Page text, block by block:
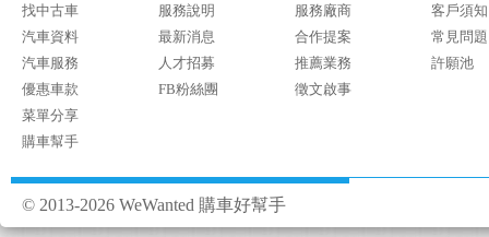
找中古車
汽車資料
汽車服務
優惠車款
菜單分享
購車幫手
服務說明
最新消息
人才招募
FB粉絲團
服務廠商
合作提案
推薦業務
徵文啟事
客戶須知
常見問題
許願池
© 2013-2026 WeWanted 購車好幫手